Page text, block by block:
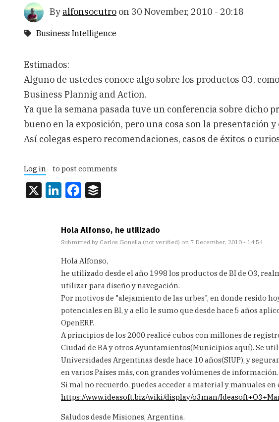
By alfonsocutro on 30 November, 2010 - 20:18
Business Intelligence
Estimados:
Alguno de ustedes conoce algo sobre los productos O3,
Business Plannig and Action.
Ya que la semana pasada tuve un conferencia sobre dicho
bueno en la exposición, pero una cosa son la presentación
Así colegas espero recomendaciones, casos de éxitos o
Log in to post comments
X LinkedIn
Facebook
Hola Alfonso, he utilizado
Submitted by Carlos Gonella (not verified) on 7 December, 2010 - 14:54
Hola Alfonso,
he utilizado desde el año 1998 los productos de BI de O3,
utilizar para diseño y navegación.
Por motivos de "alejamiento de las urbes", en donde resido
potenciales en BI, y a ello le sumo que desde hace 5 años
OpenERP.
A principios de los 2000 realicé cubos con millones de
Ciudad de BA y otros Ayuntamientos(Municipios aquí). Se
Universidades Argentinas desde hace 10 años(SIUP), y
en varios Países más, con grandes volúmenes de información.
Si mal no recuerdo, puedes acceder a material y manuales en
https://www.ideasoft.biz/wiki/display/o3man/
Saludos desde Misiones, Argentina.